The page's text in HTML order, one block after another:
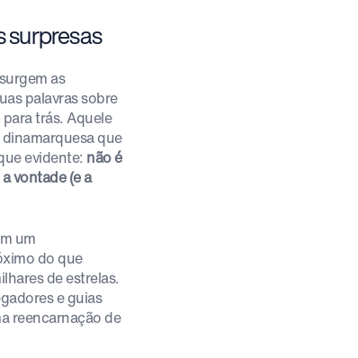
surpresas
as
palavras sobre
trás. Aquele
que
evidente: não é
vontade (e a
um
do que
de estrelas.
e guias
reencarnação de